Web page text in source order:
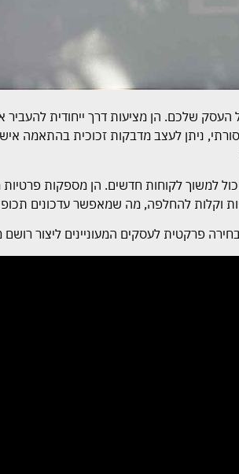
העסק שלכם. הן מציעות דרך ייחודית
ניתן לעצב מדבקות זכוכית בהתאמה
למשוך לקוחות חדשים. הן מספקות
וקלות להחלפה, מה שמאפשר עדכונים
פרקטית לעסקים המעוניינים ליצור